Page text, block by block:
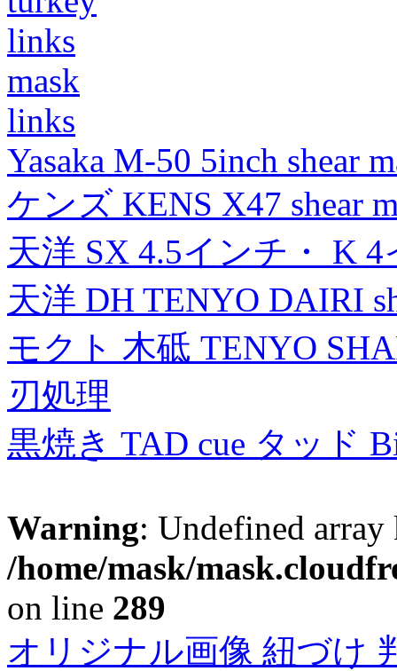
links
mask
links
Yasaka M-50 5inch shear
ケンズ KENS X47 shear
天洋 SX 4.5インチ・ K
天洋 DH TENYO DAIRI
モクト 木砥 TENYO
刃処理
黒焼き TAD cue タッド
Warning: Undefined
/home/mask/
on line 289
オリジナル画像 紐づけ